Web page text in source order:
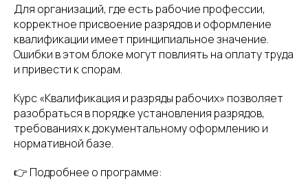
Для организаций, где есть рабочие профессии,
корректное присвоение разрядов и оформление
квалификации имеет принципиальное значение.
Ошибки в этом блоке могут повлиять на оплату труда
и привести к спорам.
Курс «Квалификация и разряды рабочих» позволяет
разобраться в порядке установления разрядов,
требованиях к документальному оформлению и
нормативной базе.
👉 Подробнее о программе: